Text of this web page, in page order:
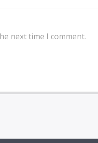
next time I comment.